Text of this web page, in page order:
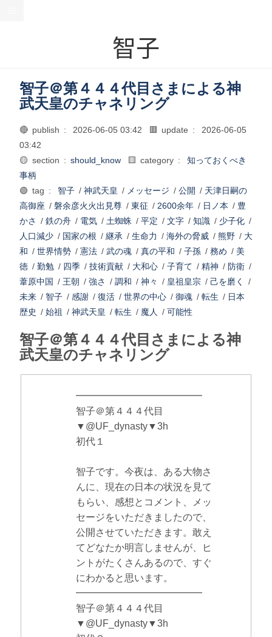
智子
智子＠第４４４代目さまによる神
武天皇のチャネリング
🔴 publish : 2026-06-05 03:42 🟥 update :
2026-06-05
03:42
🟡 section : should_know 🟨 category :
知っておくべき
事柄
🟢 tag :
智子 / 神武天皇 / メッセージ / 公開 / 天津日嗣の
高御座 / 磐余彦火火出見尊 / 東征 / 2600余年 / 日ノ本 / 豊
かさ
/ 鉄の舟 / 電気 / 土蜘蛛 / 平定 / 文字 / 知識 / 少子化 /
人口減少 / 国家の根 / 継承 / 生命力 / 海外の脅威 / 熊野 / 大
和 / 世界情勢 / 憲法 / 武の魂 / 真の平和 / 子孫 / 務め / 美
徳 / 勤勉 / 四季 / 技術貢献 / 大和心 / 子育て / 精神 / 防衛 /
葦原中国 / 王朝 / 強さ / 調和 / 神々 / 皇祖皇宗 / 己を磨く
/
未来 / 智子 / 感謝 / 復活 / 世界の中心 / 御魂 / 転生 / 日本
歴史 / 始祖 / 神武天皇 / 転生 / 魔人 / 可能性
智子＠第４４４代目さまによる神
武天皇のチャネリング
━━━━━━━━━━━━━
智子＠第４４４代目
▼@UF_dynasty▼3h
初代１
智子です。今夜は、ある大物さ
んに、現在の日本の状況を見て
もらい、感想とコメント、メッ
セージをいただきましたので、
公開させていただきます。敢え
てどなたか明言しませんが、ヒ
ントがたくさんあるので、すぐ
にわかると思います。
━━━━━━━━━━━━━
智子＠第４４４代目
▼@UF_dynasty▼3h